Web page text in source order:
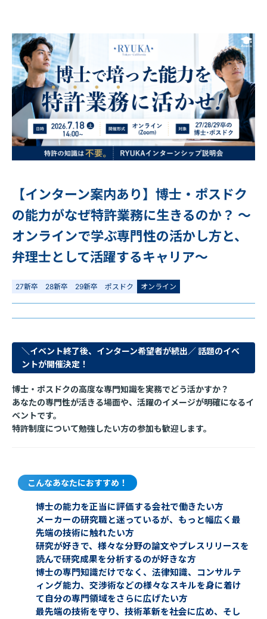
【インターン案内あり】博士・ポスドク
の能力がなぜ特許業務に生きるのか？ 〜
オンラインで学ぶ専門性の活かし方と、
弁理士として活躍するキャリア〜
27新卒 28新卒 29新卒 ポスドク オンライン
＼イベント終了後、インターン希望者が続出／ 話題のイベ
ントが開催決定！
博士・ポスドクの高度な専門知識を実務でどう活かすか？
あなたの専門性が活きる場面や、活躍のイメージが明確になるイ
ベントです。
特許制度について勉強したい方の参加も歓迎します。
こんなあなたにおすすめ！
博士の能力を正当に評価する会社で働きたい方
メーカーの研究職と迷っているが、もっと幅広く最
先端の技術に触れたい方
研究が好きで、様々な分野の論文やプレスリリースを
読んで研究成果を分析するのが好きな方
博士の専門知識だけでなく、法律知識、コンサルテ
ィング能力、交渉術などの様々なスキルを身に着け
て自分の専門領域をさらに広げたい方
最先端の技術を守り、技術革新を社会に広め、そし